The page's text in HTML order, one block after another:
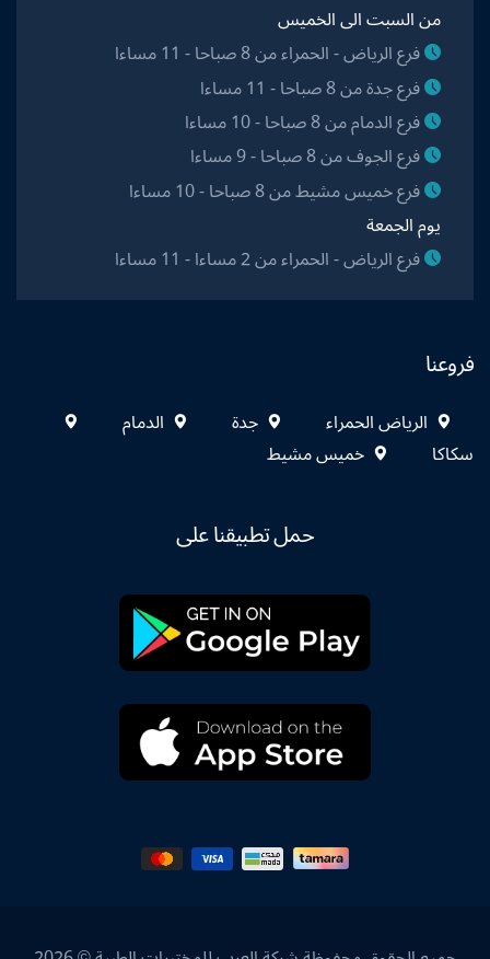
من السبت الى الخميس
فرع الرياض - الحمراء من 8 صباحا - 11 مساءا
فرع جدة من 8 صباحا - 11 مساءا
فرع الدمام من 8 صباحا - 10 مساءا
فرع الجوف من 8 صباحا - 9 مساءا
فرع خميس مشيط من 8 صباحا - 10 مساءا
يوم الجمعة
فرع الرياض - الحمراء من 2 مساءا - 11 مساءا
فروعنا
الرياض الحمراء جدة
الدمام
سكاكا
خميس مشيط
حمل تطبيقنا على